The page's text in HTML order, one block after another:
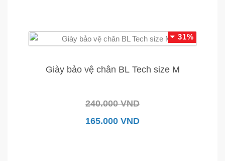
31%
Giày bảo vệ chân BL Tech size M
240.000 VND
165.000 VND